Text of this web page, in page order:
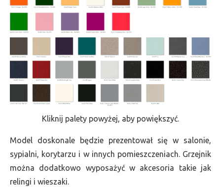
Kliknij palety powyżej, aby powiększyć.
Model doskonale będzie prezentował się w salonie,
sypialni, korytarzu i w innych pomieszczeniach. Grzejnik
można dodatkowo wyposażyć w akcesoria takie jak
relingi i wieszaki.